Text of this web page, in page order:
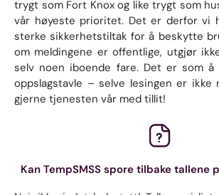
trygt som Fort Knox og like trygt som
vår høyeste prioritet. Det er derfor vi
sterke sikkerhetstiltak for å beskytte
om meldingene er offentlige, utgjør
selv noen iboende fare. Det er som
oppslagstavle – selve lesingen er ikke
gjerne tjenesten vår med tillit!
Kan TempSMSS spore tilbake tallene